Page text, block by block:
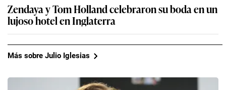
Zendaya y Tom Holland celebraron su boda en un
lujoso hotel en Inglaterra
Más sobre Julio Iglesias